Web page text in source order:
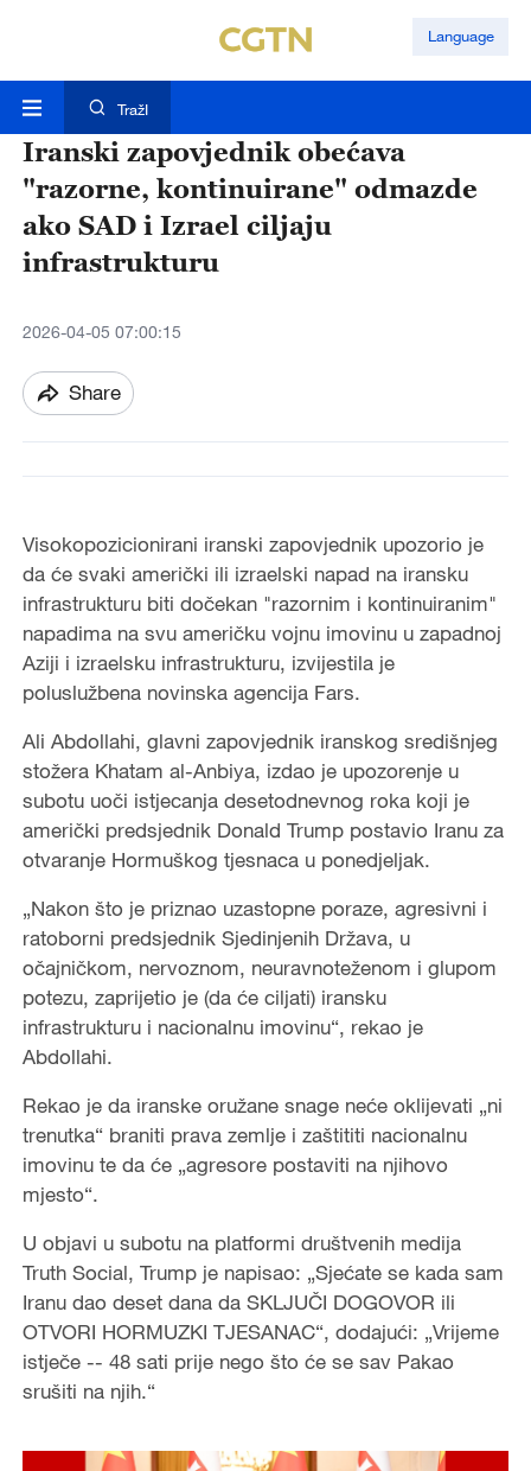
Language
TražI
Iranski zapovjednik obećava
"razorne, kontinuirane" odmazde
ako SAD i Izrael ciljaju
infrastrukturu
2026-04-05 07:00:15
Share
Visokopozicionirani iranski zapovjednik upozorio je
da će svaki američki ili izraelski napad na iransku
infrastrukturu biti dočekan "razornim i kontinuiranim"
napadima na svu američku vojnu imovinu u zapadnoj
Aziji i izraelsku infrastrukturu, izvijestila je
poluslužbena novinska agencija Fars.
Ali Abdollahi, glavni zapovjednik iranskog središnjeg
stožera Khatam al-Anbiya, izdao je upozorenje u
subotu uoči istjecanja desetodnevnog roka koji je
američki predsjednik Donald Trump postavio Iranu za
otvaranje Hormuškog tjesnaca u ponedjeljak.
„Nakon što je priznao uzastopne poraze, agresivni i
ratoborni predsjednik Sjedinjenih Država, u
očajničkom, nervoznom, neuravnoteženom i glupom
potezu, zaprijetio je (da će ciljati) iransku
infrastrukturu i nacionalnu imovinu“, rekao je
Abdollahi.
Rekao je da iranske oružane snage neće oklijevati „ni
trenutka“ braniti prava zemlje i zaštititi nacionalnu
imovinu te da će „agresore postaviti na njihovo
mjesto“.
U objavi u subotu na platformi društvenih medija
Truth Social, Trump je napisao: „Sjećate se kada sam
Iranu dao deset dana da SKLJUČI DOGOVOR ili
OTVORI HORMUZKI TJESANAC“, dodajući: „Vrijeme
istječe -- 48 sati prije nego što će se sav Pakao
srušiti na njih.“